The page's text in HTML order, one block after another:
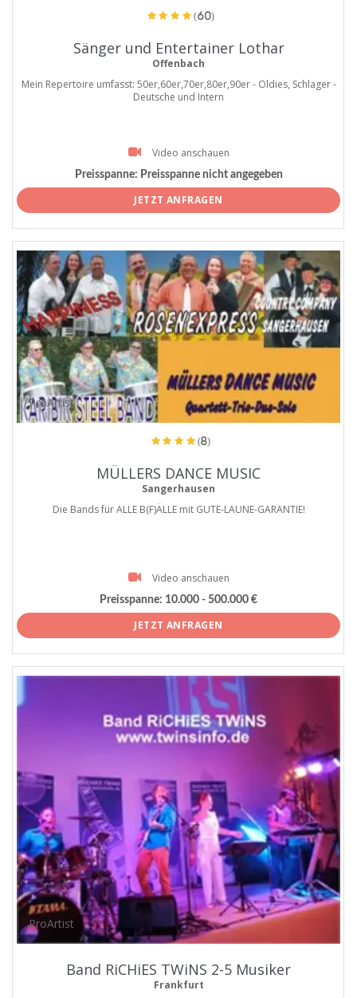
(60)
Sänger und Entertainer Lothar
Offenbach
Mein Repertoire umfasst: 50er,60er,70er,80er,90er - Oldies, Schlager -
Deutsche und Intern
Video anschauen
Preisspanne: Preisspanne nicht angegeben
JETZT ANFRAGEN
ProArtist
(8)
MÜLLERS DANCE MUSIC
Sangerhausen
Die Bands für ALLE B(F)ÄLLE mit GUTE-LAUNE-GARANTIE!
Video anschauen
Preisspanne: 10.000 - 500.000 €
JETZT ANFRAGEN
ProArtist
Band RiCHiES TWiNS 2-5 Musiker
Frankfurt